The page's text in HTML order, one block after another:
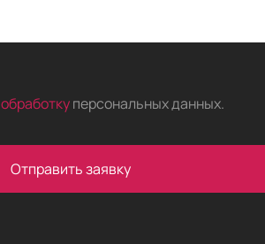
обработку персональных данных.
Отправить заявку